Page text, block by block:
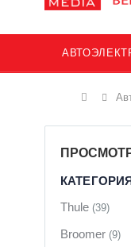
Thule (39)
Broomer (9)